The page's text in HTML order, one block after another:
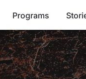
Programs